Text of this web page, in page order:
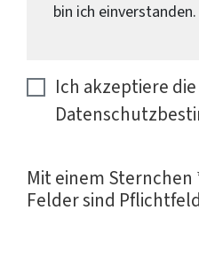
bin ich einverstanden.
Ich akzeptiere die
Mit einem
Felder sind